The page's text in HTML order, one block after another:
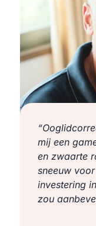
mij een
en zwaarte
sneeuw
investering
zou